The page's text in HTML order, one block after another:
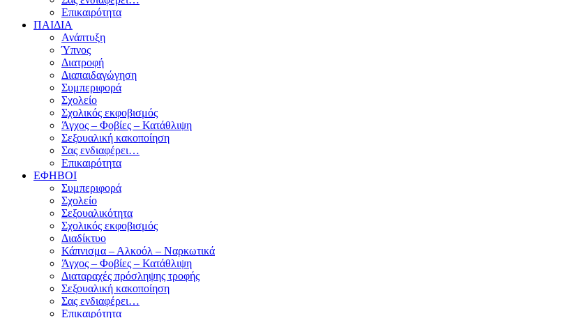
Επικαιρότητα
ΠΑΙΔΙΑ
Ανάπτυξη
Ύπνος
Διατροφή
Διαπαιδαγώγηση
Συμπεριφορά
Σχολείο
Σχολικός εκφοβισμός
Άγχος – Φοβίες – Κατάθλιψη
Σεξουαλική κακοποίηση
Σας ενδιαφέρει…
Επικαιρότητα
ΕΦΗΒΟΙ
Συμπεριφορά
Σχολείο
Σεξουαλικότητα
Σχολικός εκφοβισμός
Διαδίκτυο
Κάπνισμα – Αλκοόλ – Ναρκωτικά
Άγχος – Φοβίες – Κατάθλιψη
Διαταραχές πρόσληψης τροφής
Σεξουαλική κακοποίηση
Σας ενδιαφέρει…
Επικαιρότητα